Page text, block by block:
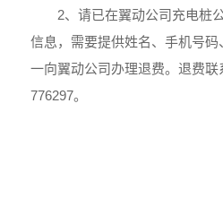
2、请已在翼动公司充电桩
信息，需要提供姓名、手机号
一向翼动公司办理退费。退费
776297。